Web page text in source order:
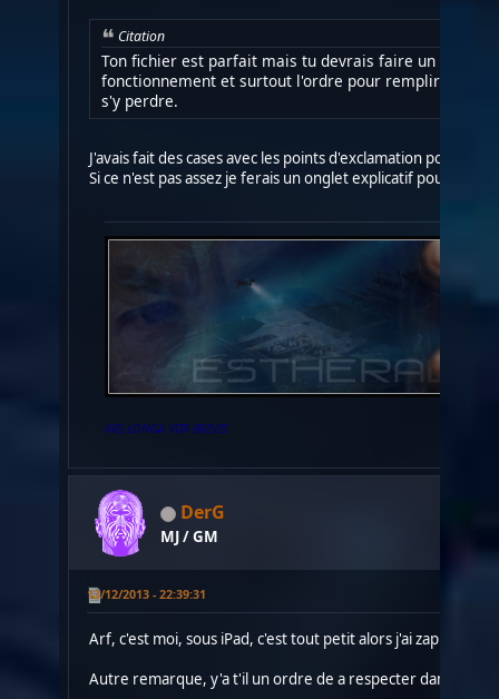
Citation
Ton fichier est parfait mais tu devrais faire un onglet
fonctionnement et surtout l'ordre pour remplir les
s'y perdre.
J'avais fait des cases avec les points d'exclamation pour lire
Si ce n'est pas assez je ferais un onglet explicatif pour
ARS LONGA VITA BREVIS
DerG
MJ / GM
13/12/2013 - 22:39:31
Arf, c'est moi, sous iPad, c'est tout petit alors j'ai zappé
Autre remarque, y'a t'il un ordre de a respecter dans les